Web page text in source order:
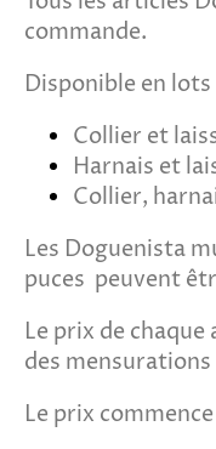
commande.
Disponible en
Collier et
Harnais et
Collier,
Les Doguenista
puces peuvent
Le prix de
des mensurations
Le prix